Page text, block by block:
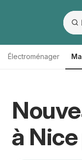
Électroménager
à